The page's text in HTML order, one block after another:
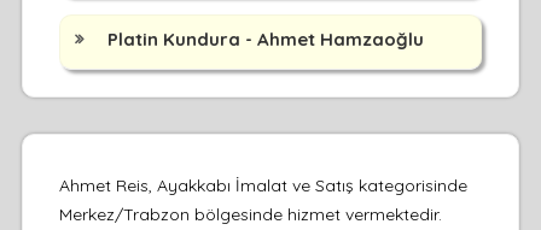
Platin Kundura - Ahmet Hamzaoğlu
Ahmet Reis, Ayakkabı İmalat ve Satış kategorisinde
Merkez/Trabzon bölgesinde hizmet vermektedir.